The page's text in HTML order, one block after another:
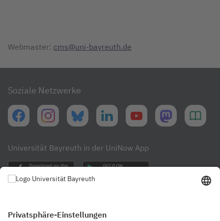
Webmaster: cms@uni-bayreuth.de
Soziale Netzwerke
Universität Bayreuth in der UniNow App
Häufig besuchte Seiten